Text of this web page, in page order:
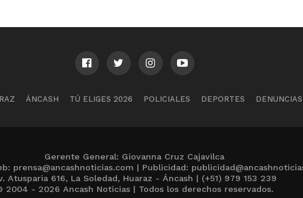
ÁNCASH TÚ ELIGES 2026 POLICIALES DEPORTES
Gerente General: Giovanna Cruz Cajavilca
prensa@ancashnoticias.com | Publicidad:
Atusparia 616, La Soledad, Huaraz - Áncash | (+51) 979 153 239
2004 - 2026 Ancash Noticias | Todos los derechos reservados.